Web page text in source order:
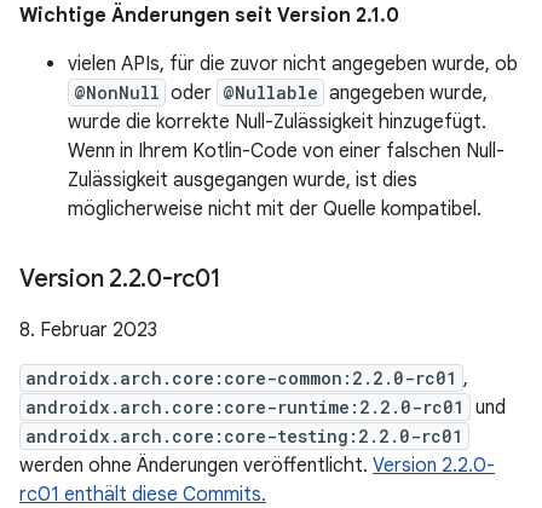
Wichtige Änderungen seit Version 2.1.0
vielen APIs, für die zuvor nicht angegeben wurde, ob
@NonNull oder @Nullable angegeben wurde,
wurde die korrekte Null-Zulässigkeit hinzugefügt.
Wenn in Ihrem Kotlin-Code von einer falschen Null-
Zulässigkeit ausgegangen wurde, ist dies
möglicherweise nicht mit der Quelle kompatibel.
Version 2.2.0-rc01
8. Februar 2023
androidx.arch.core:core-common:2.2.0-rc01 ,
androidx.arch.core:core-runtime:2.2.0-rc01 und
androidx.arch.core:core-testing:2.2.0-rc01
werden ohne Änderungen veröffentlicht. Version 2.2.0-
rc01 enthält diese Commits.